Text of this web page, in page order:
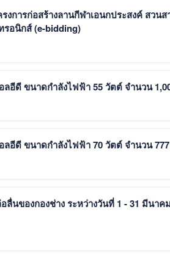
งการก่อสร้างลานกีฬาเอนกประสงค์ สวน
รอนิกส์ (e-bidding)
ดี ขนาดกำลังไฟฟ้า 55 วัตต์ จำนวน
ดี ขนาดกำลังไฟฟ้า 70 วัตต์ จำนวน
นของกองช่าง ระหว่างวันที่ 1 - 31 มีนาค